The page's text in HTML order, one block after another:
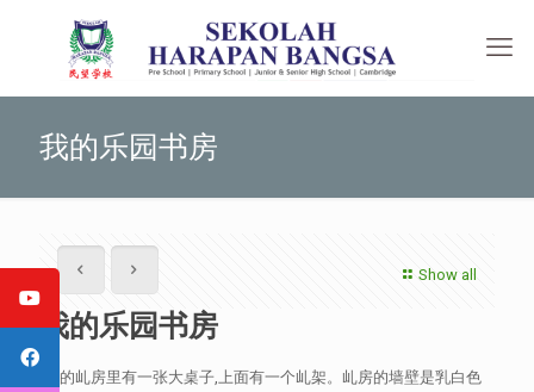
我的乐园书房
Show all
我的乐园书房
我的乢房里有一张大桌子,上面有一个乢架。乢房的墙壁是乳白色